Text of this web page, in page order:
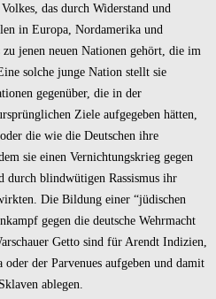
das durch Widerstand und
in Europa, Nordamerika und
zu jenen neuen Nationen gehört, die im
solche junge Nation stellt sie
gegenüber, die in der
Ziele aufgegeben hätten,
die wie die Deutschen ihre
sie einen Vernichtungskrieg gegen
durch blindwütigen Rassismus ihr
Die Bildung einer “jüdischen
gegen die deutsche Wehrmacht
Getto sind für Arendt Indizien,
oder der Parvenues aufgeben und damit
ablegen.